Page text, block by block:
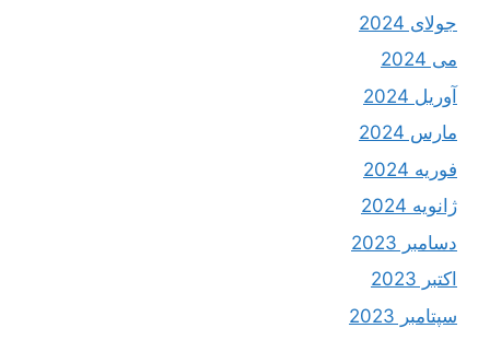
جولای 2024
می 2024
آوریل 2024
مارس 2024
فوریه 2024
ژانویه 2024
دسامبر 2023
اکتبر 2023
سپتامبر 2023